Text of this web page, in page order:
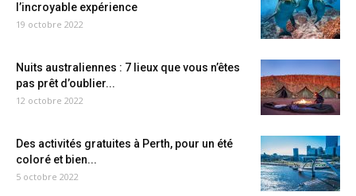
l’incroyable expérience
19 octobre 2022
Nuits australiennes : 7 lieux que vous n’êtes
pas prêt d’oublier...
12 octobre 2022
Des activités gratuites à Perth, pour un été
coloré et bien...
5 octobre 2022